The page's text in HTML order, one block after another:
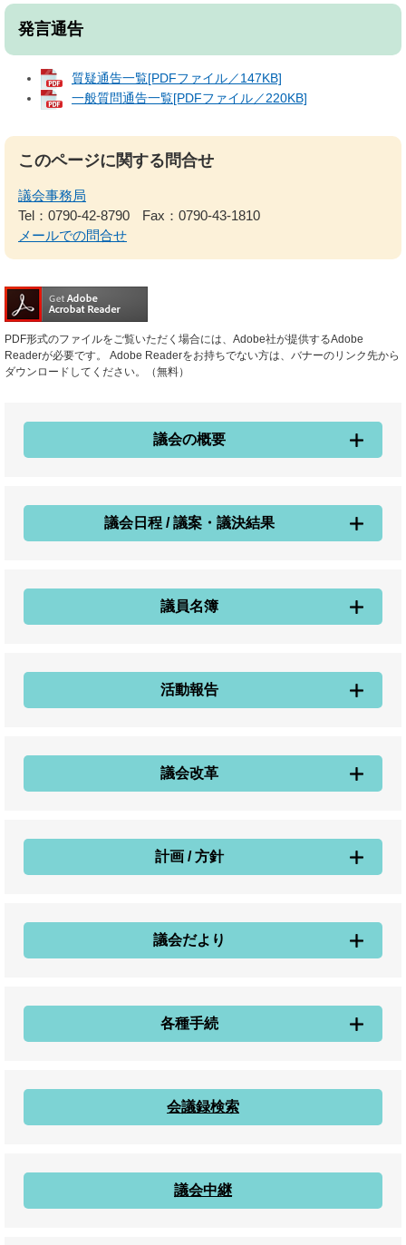
発言通告
質疑通告一覧[PDFファイル／147KB]
一般質問通告一覧[PDFファイル／220KB]
このページに関する問合せ
議会事務局
Tel：0790-42-8790
Fax：0790-43-1810
メールでの問合せ
PDF形式のファイルをご覧いただく場合には、Adobe社が提供するAdobe
Readerが必要です。
Adobe Readerをお持ちでない方は、バナーのリンク先から
ダウンロードしてください。（無料）
議会の概要
議会日程 / 議案・議決結果
議員名簿
活動報告
議会改革
計画 / 方針
議会だより
各種手続
会議録検索
議会中継